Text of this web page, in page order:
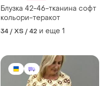
Блузка 42-46-тканина софт
кольори-теракот
34 / XS / 42 и еще 1